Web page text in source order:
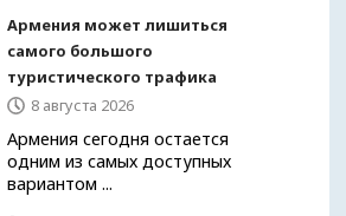
Армения может лишиться
самого большого
туристического трафика
8 августа 2026
Армения сегодня остается
одним из самых доступных
вариантом ...